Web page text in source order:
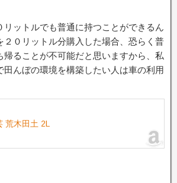
リットルでも普通に持つことができるん
２０リットル分購入した場合、恐らく普
帰ることが不可能だと思いますから、私
田んぼの環境を構築したい人は車の利用
荒木田土 2L